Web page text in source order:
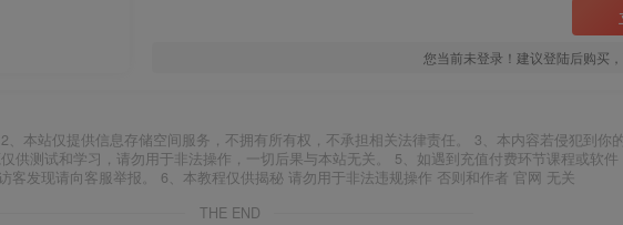
您当前未登录！建议登陆后购买
、本站仅提供信息存储空间服务，不拥有所有权，不承担相关法律责任。 3、本内容若侵犯到你
供测试和学习，请勿用于非法操作，一切后果与本站无关。 5、如遇到充值付费环节课程或软
客发现请向客服举报。 6、本教程仅供揭秘 请勿用于非法违规操作 否则和作者 官网 无关
THE END